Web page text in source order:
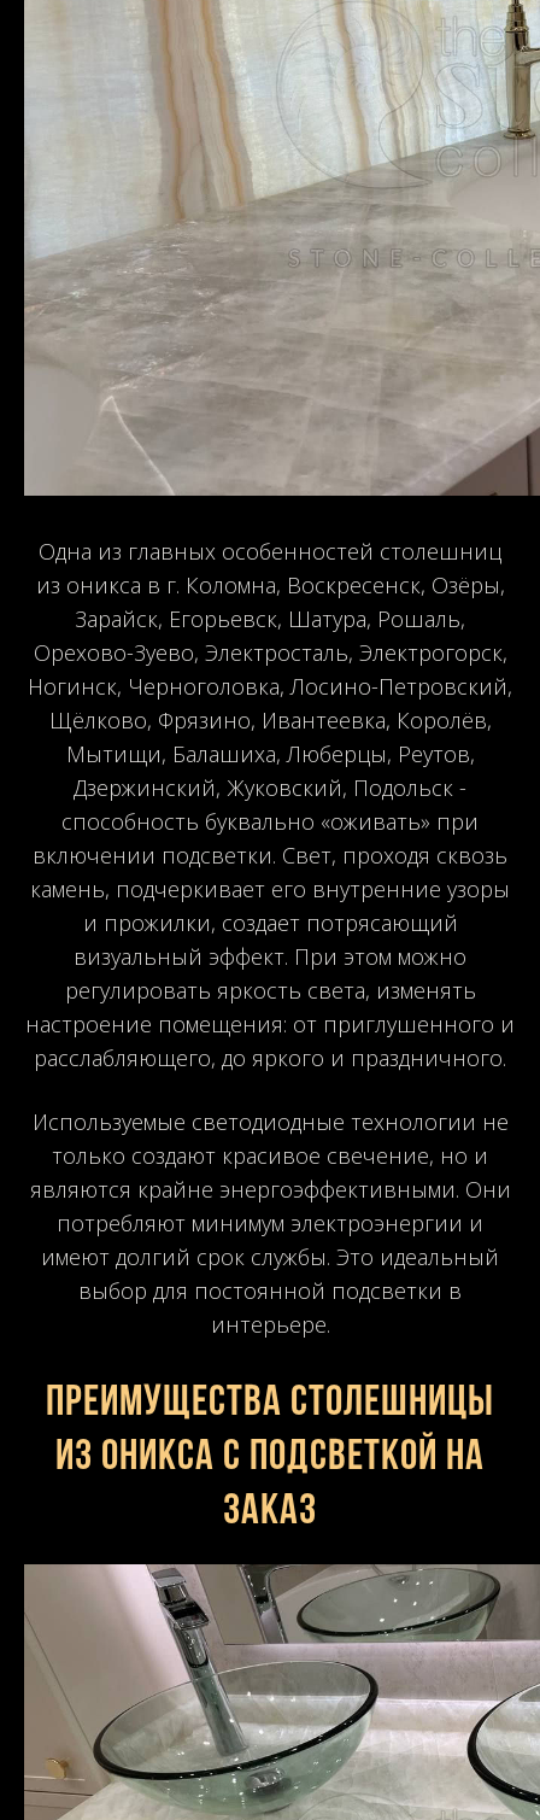
Одна из главных особенностей столешниц
из оникса в г. Коломна, Воскресенск, Озёры,
Зарайск, Егорьевск, Шатура, Рошаль,
Орехово-Зуево, Электросталь, Электрогорск,
Ногинск, Черноголовка, Лосино-Петровский,
Щёлково, Фрязино, Ивантеевка, Королёв,
Мытищи, Балашиха, Люберцы, Реутов,
Дзержинский, Жуковский, Подольск -
способность буквально «оживать» при
включении подсветки. Свет, проходя сквозь
камень, подчеркивает его внутренние узоры
и прожилки, создает потрясающий
визуальный эффект. При этом можно
регулировать яркость света, изменять
настроение помещения: от приглушенного и
расслабляющего, до яркого и праздничного.
Используемые светодиодные технологии не
только создают красивое свечение, но и
являются крайне энергоэффективными. Они
потребляют минимум электроэнергии и
имеют долгий срок службы. Это идеальный
выбор для постоянной подсветки в
интерьере.
Преимущества столешницы
из оникса с подсветкой на
заказ